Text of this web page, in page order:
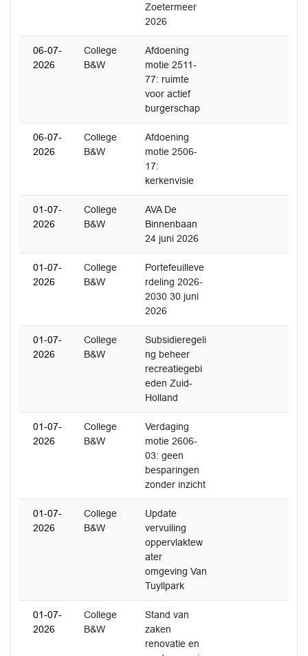
Zoetermeer
2026
06-07-
2026
College
B&W
Afdoening
motie 2511-
77: ruimte
voor actief
burgerschap
06-07-
2026
College
B&W
Afdoening
motie 2506-
17:
kerkenvisie
01-07-
2026
College
B&W
AVA De
Binnenbaan
24 juni 2026
01-07-
2026
College
B&W
Portefeuilleve
rdeling 2026-
2030 30 juni
2026
01-07-
2026
College
B&W
Subsidieregeli
ng beheer
recreatiegebi
eden Zuid-
Holland
01-07-
2026
College
B&W
Verdaging
motie 2606-
03: geen
besparingen
zonder inzicht
01-07-
2026
College
B&W
Update
vervuiling
oppervlaktew
ater
omgeving Van
Tuyllpark
01-07-
2026
College
B&W
Stand van
zaken
renovatie en